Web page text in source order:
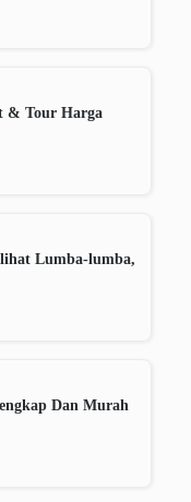
& Tour Harga
Lumba-lumba,
Dan Murah